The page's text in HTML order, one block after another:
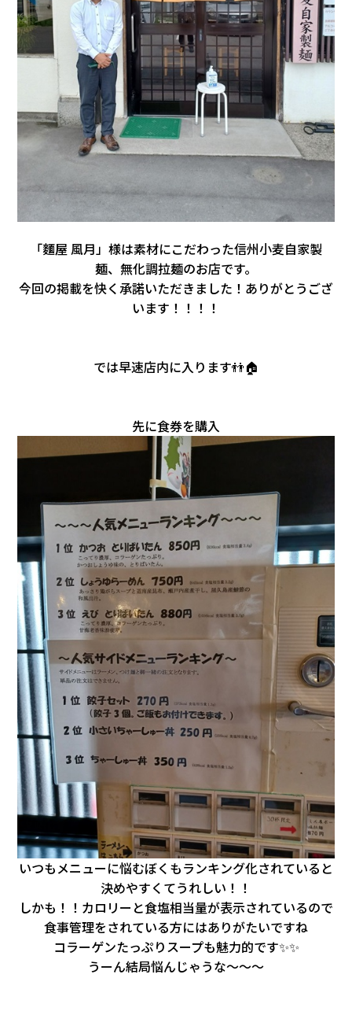
「麵屋 風月」様は素材にこだわった信州小麦自家製
麺、無化調拉麺のお店です。
今回の掲載を快く承諾いただきました！ありがとうござ
います！！！！
では早速店内に入ります👬🏠
先に食券を購入
いつもメニューに悩むぼくもランキング化されていると
決めやすくてうれしい！！
しかも！！カロリーと食塩相当量が表示されているので
食事管理をされている方にはありがたいですね
コラーゲンたっぷりスープも魅力的です✨✨
うーん結局悩んじゃうな～～～